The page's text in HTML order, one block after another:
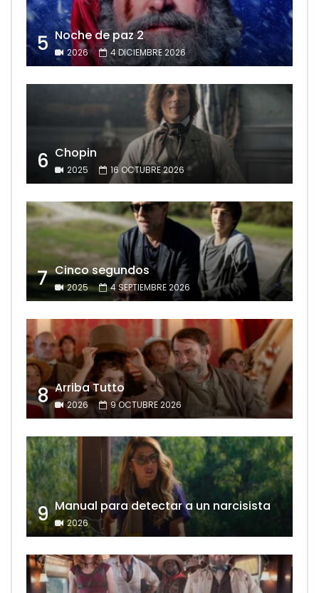
5 Noche de paz 2
2026 4 DICIEMBRE 2026
6 Chopin
2025 16 OCTUBRE 2026
7 Cinco segundos
2025 4 SEPTIEMBRE 2026
8 Arriba Tutto
2026 9 OCTUBRE 2026
9 Manual para detectar a un narcisista
2026